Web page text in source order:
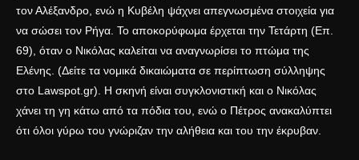
τον Αλέξανδρο, ενώ η Κυβέλη ψάχνει απεγνωσμένα στοιχεία για
να σώσει τον Ρήγα. Το αποκορύφωμα έρχεται την Τετάρτη (Επ.
69), όταν ο Νικόλας καλείται να αναγνωρίσει το πτώμα της
Ελένης. (Δείτε τα νομικά δικαιώματα σε περίπτωση σύλληψης
στο Lawspot.gr). Η σκηνή είναι συγκλονιστική και ο Νικόλας
χάνει τη γη κάτω από τα πόδια του, ενώ ο Πέτρος ανακαλύπτει
ότι όλοι γύρω του γνώριζαν την αλήθεια και του την έκρυβαν.